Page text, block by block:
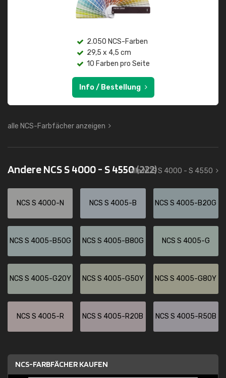
2.050 NCS-Farben
29,5 x 4,5 cm
10 Farben pro Seite
Info / Bestellung
alle NCS-Farbfächer anzeigen
Andere NCS S 4000 - S 4550(222)
alle NCS S 4000 - S 4550
NCS S 4000-N NCS S 4005-B NCS S 4005-B20G
NCS S 4005-B50G NCS S 4005-B80G NCS S 4005-G
NCS S 4005-G20Y NCS S 4005-G50Y NCS S 4005-G80Y
NCS S 4005-R NCS S 4005-R20B NCS S 4005-R50B
NCS-FARBFÄCHER KAUFEN